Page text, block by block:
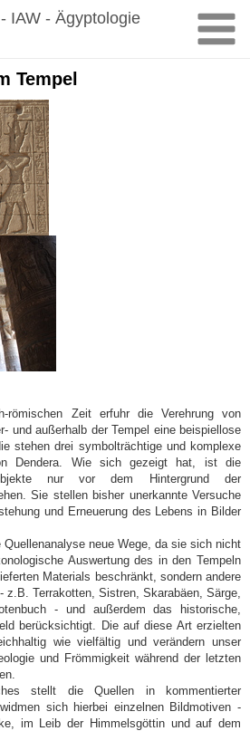
IAW - Ägyptologie
Tempel
römischen Zeit erfuhr die Verehrung von
und außerhalb der Tempel eine beispiellose
stehen drei symbolträchtige und komplexe
Dendera. Wie sich gezeigt hat, ist die
nur vor dem Hintergrund der
Sie stellen bisher unerkannte Versuche
und Erneuerung des Lebens in Bilder
neue Wege, da sie sich nicht
Auswertung des in den Tempeln
Materials beschränkt, sondern andere
z.B. Terrakotten, Sistren, Skarabäen, Särge,
- und außerdem das historische,
berücksichtigt. Die auf diese Art erzielten
wie vielfältig und verändern unser
und Frömmigkeit während der letzten
stellt die Quellen in kommentierter
sich hierbei einzelnen Bildmotiven -
im Leib der Himmelsgöttin und auf dem